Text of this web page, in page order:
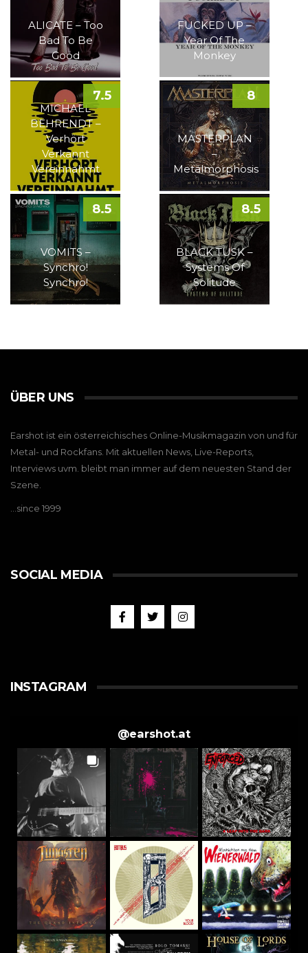
ALICATE – Too
Bad To Be
Good
FUCKED UP –
Year Of The
Monkey
MICHAEL
BEHRENDT –
Verhört
Verkannt
Vereinnahmt
7.5
MASTERPLAN
–
Metalmorphosis
8
VOMITS –
Synchro!
Synchro!
8.5
BLACK TUSK –
Systems Of
Solitude
8.5
ÜBER UNS
Earshot ist ein österreichisches Online-Musikmagazin von und für
Metal- und Rockfans. Mit aktuellen News, Live-Reports,
Interviews uvm. bleibt man immer auf dem neuesten Stand der
Szene.
…since 1999
SOCIAL MEDIA
INSTAGRAM
@earshot.at